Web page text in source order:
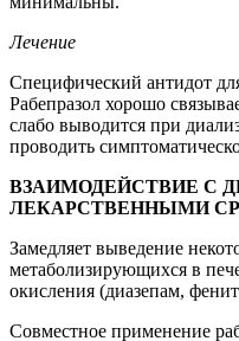
Лечение
Специфический антидот
Рабепразол хорошо
слабо выводится при
проводить
ВЗАИМОДЕЙСТВИЕ С
ЛЕКАРСТВЕННЫМИ
Замедляет выведение
метаболизирующихся в
окисления (диазепам,
Совместное применение